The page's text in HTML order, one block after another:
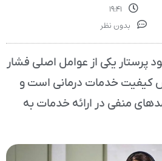
۱۹:۴۱
بدون نظر
پرستار یکی از عوامل اصلی فشار
کیفیت خدمات درمانی است و
منفی در ارائه خدمات به